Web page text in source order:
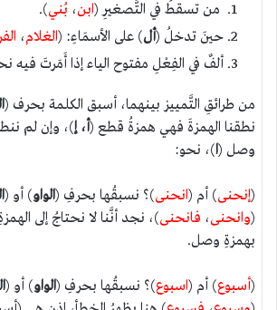
من تسقطُ في التَّصغيرِ (ابن، بُني).
حينَ تدخلُ (أل) على الأسمَاءِ: (الغلام،
ألفٌ في الفِعْلِ مفتوح الياء إذا أَمَرتَ فيه
من طرائقِ التَّمييز بينهما، أسبق الكلمة بحرف (
نطقنا الهمزةَ فهي همزةُ قطع (أ، إ)، وإن لم
وصل (ا)، نحو:
(إنحنى) أم (انحنى)؟ نسبقُها بحرفِ (الواو) أو (
(وانحنى، فانحنى)، نجد أنَّنا لا نحتاجُ إلى
بهمزةِ وصل.
(أسبوع) أم (اسبوع)؟ نسبقُها بحرفِ (الواو) أو (